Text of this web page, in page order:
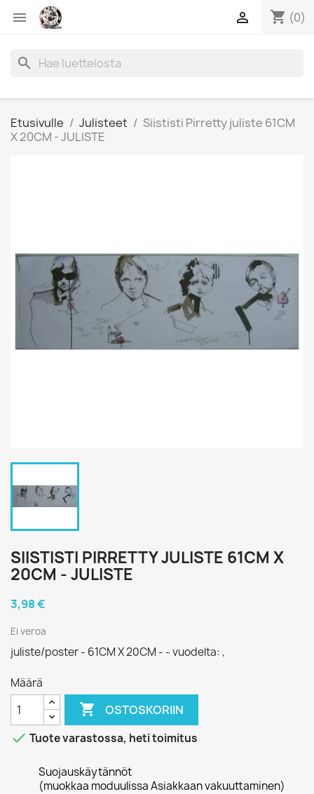
 shopping_cart (0)

search
Etusivulle Julisteet
Siististi Pirretty juliste 61CM
X 20CM - JULISTE
SIISTISTI PIRRETTY JULISTE 61CM X
20CM - JULISTE
3,98 €
Ei veroa
juliste/poster - 61CM X 20CM - - vuodelta: ,
Määrä
 OSTOSKORIIN
 Tuote varastossa, heti toimitus
Suojauskäytännöt
(muokkaa moduulissa Asiakkaan vakuuttaminen)